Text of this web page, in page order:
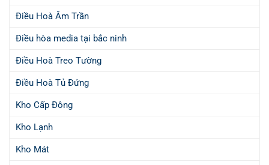
Điều Hoà Âm Trần
Điều hòa media tại bắc ninh
Điều Hoà Treo Tường
Điều Hoà Tủ Đứng
Kho Cấp Đông
Kho Lạnh
Kho Mát